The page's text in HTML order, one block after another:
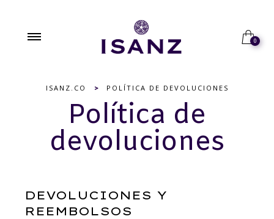
0
ISANZ.CO > POLÍTICA DE DEVOLUCIONES
Política de
devoluciones
DEVOLUCIONES Y
REEMBOLSOS